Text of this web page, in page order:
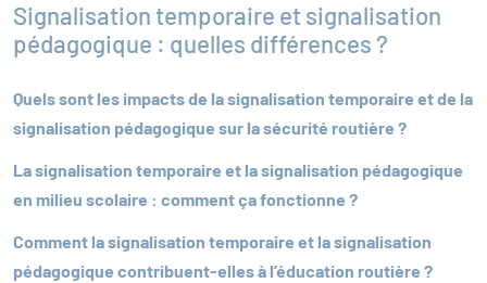
Signalisation temporaire et signalisation
pédagogique : quelles différences ?
Quels sont les impacts de la signalisation temporaire et de la
signalisation pédagogique sur la sécurité routière ?
La signalisation temporaire et la signalisation pédagogique
en milieu scolaire : comment ça fonctionne ?
Comment la signalisation temporaire et la signalisation
pédagogique contribuent-elles à l’éducation routière ?